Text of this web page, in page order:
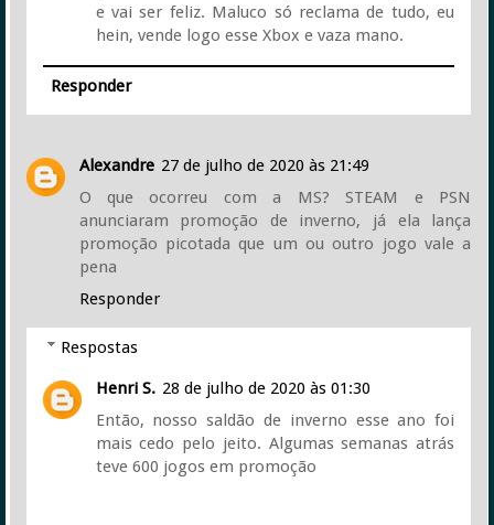
e vai ser feliz. Maluco só reclama de tudo, eu
hein, vende logo esse Xbox e vaza mano.
Responder
Alexandre 27 de julho de 2020 às 21:49
O que ocorreu com a MS? STEAM e PSN
anunciaram promoção de inverno, já ela lança
promoção picotada que um ou outro jogo vale a
pena
Responder
Respostas
Henri S. 28 de julho de 2020 às 01:30
Então, nosso saldão de inverno esse ano foi
mais cedo pelo jeito. Algumas semanas atrás
teve 600 jogos em promoção